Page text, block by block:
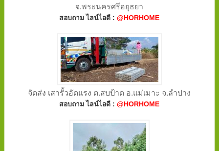
จ.พระนครศรีอยุธยา
สอบถาม ไลน์ไอดี :@HORHOME
จัดส่ง เสารั้วอัดแรง ต.สบป้าด อ.แม่เมาะ จ.ลำปาง
สอบถาม ไลน์ไอดี :@HORHOME